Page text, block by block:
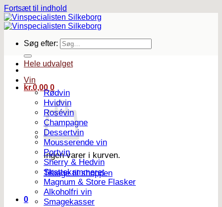
Fortsæt til indhold
Søg efter:
kr.0,00 0
Ingen varer i kurven.
Tilbage til shoppen
0
Hele udvalget
Vin
Rødvin
Hvidvin
Rosévin
Champagne
Dessertvin
Mousserende vin
Portvin
Sherry & Hedvin
Skattekammeret
Magnum & Store Flasker
Alkoholfri vin
Smagekasser